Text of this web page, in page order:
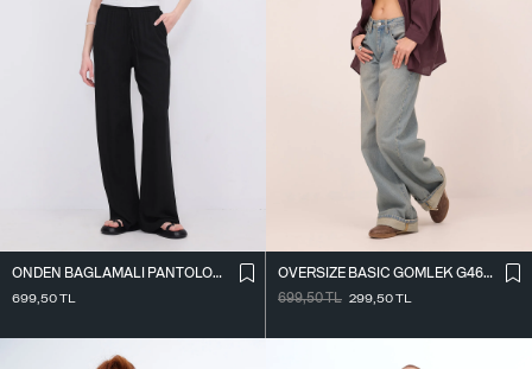
ÖNDEN BAĞLAMALI PANTOLON PN16791-W12
699,50TL
OVERSIZE BASIC GÖMLEK G4612-Z2
699,50TL 299,50TL